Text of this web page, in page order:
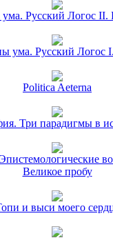
Русский Логос II.
ума. Русский Логос
Politica Aeterna
Три парадигмы в
Великое пробу
и выси моего